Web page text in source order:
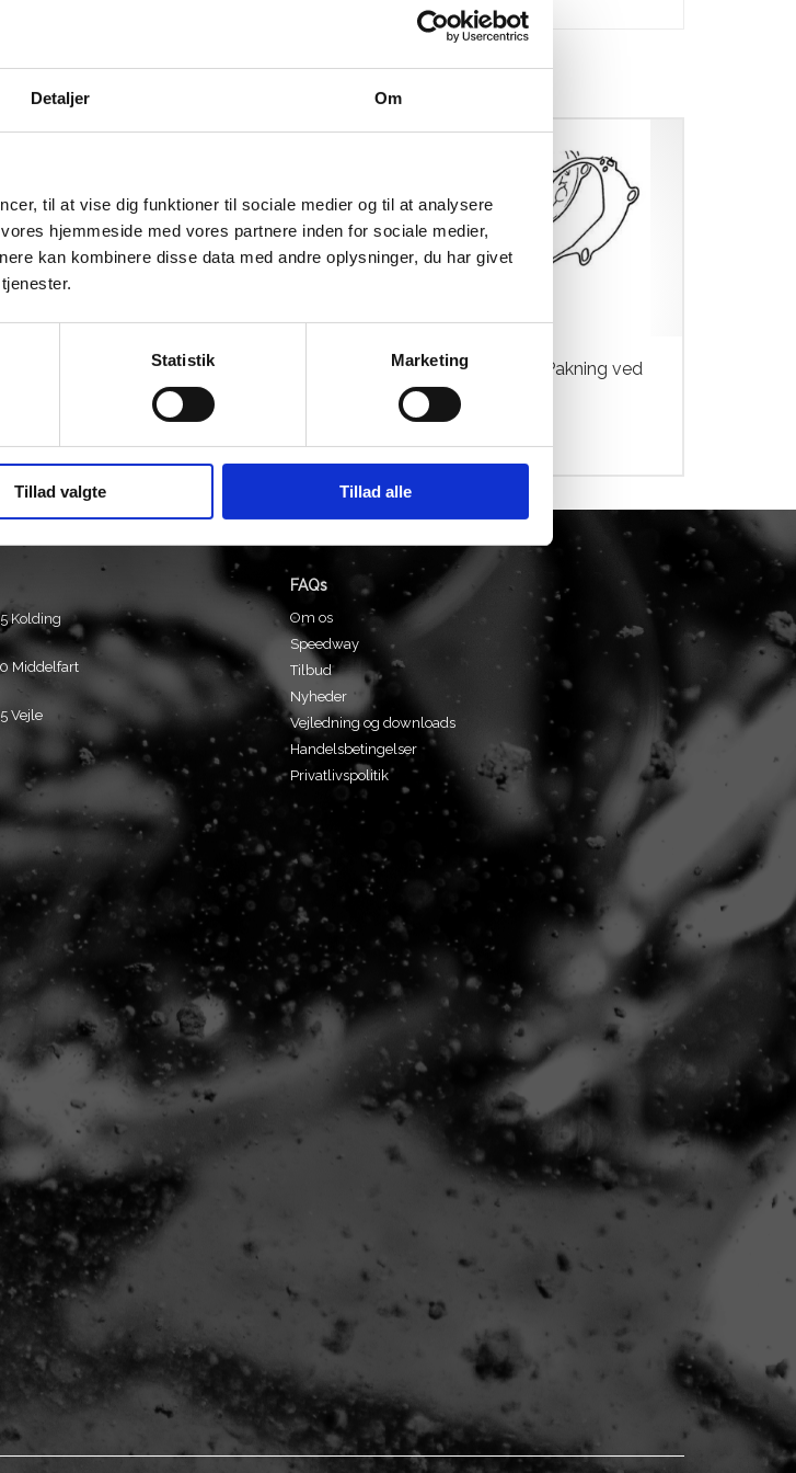
Detaljer Om
til at vise dig funktioner til sociale medier og til at analysere
hjemmeside med vores partnere inden for sociale medier,
kan kombinere disse data med andre oplysninger, du har givet
Statistik Marketing
Tillad valgte Tillad alle
Yamaha PW50 Afstandsblik v.
Koblingsaksel
29,00
Yamaha PW50 Pakning ved
sidedæksel
kr.124,00
Kolding
Middelfart
Vejle
FAQs
Om os
Speedway
Tilbud
Nyheder
Vejledning og downloads
Handelsbetingelser
Privatlivspolitik